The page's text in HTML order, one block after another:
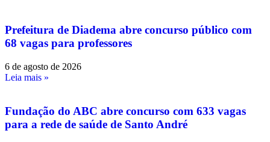
Prefeitura de Diadema abre concurso público com
68 vagas para professores
6 de agosto de 2026
Leia mais »
Fundação do ABC abre concurso com 633 vagas
para a rede de saúde de Santo André